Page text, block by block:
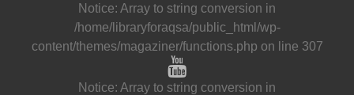
Notice: Array to string conversion in
/home/libraryforaqsa/public_html/wp-
content/themes/magaziner/functions.php on line 307
Notice: Array to string conversion in